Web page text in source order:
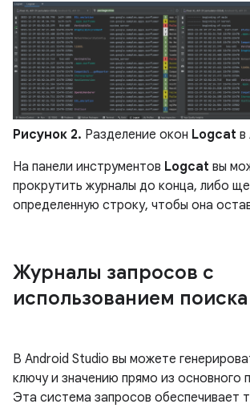
Рисунок 2. Разделение окон Logcat в
На панели инструментов Logcat вы
прокрутить журналы до конца, либо
определенную строку, чтобы она
Журналы запросов с
использованием
В Android Studio вы можете
ключу и значению прямо из основного
Эта система запросов обеспечивает